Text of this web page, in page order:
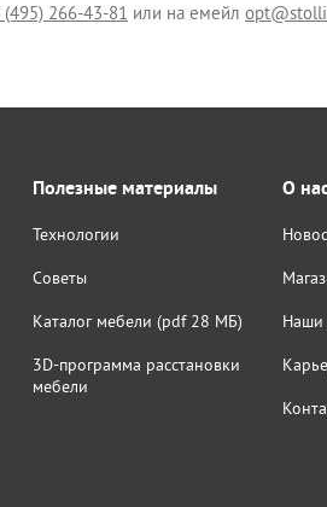
(495) 266-43-81 или на емейл
Полезные материалы
Технологии
Советы
Каталог мебели (pdf 28 МБ)
3D-программа расстановки
мебели
О
Наши